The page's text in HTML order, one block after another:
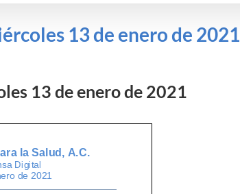
13 de enero de 2021
13 de enero de 2021